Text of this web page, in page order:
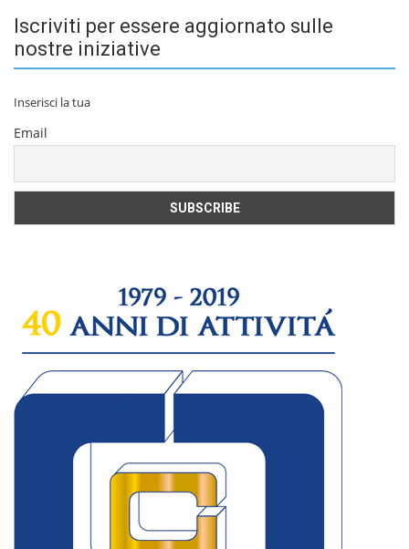
Iscriviti per essere aggiornato sulle
nostre iniziative
Inserisci la tua
Email